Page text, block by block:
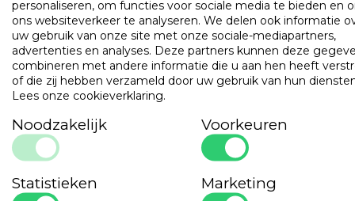
Dekbedset gevuld met eendendons en een tijk van perkal-
katoen.
Populaireproducten
Gilder Synthetisch Superior
Art. VADBG42TH
personaliseren, om functies voor sociale media te bieden en
ons websiteverkeer te analyseren. We delen ook informatie
uw gebruik van onze site met onze sociale-mediapartners,
advertenties en analyses. Deze partners kunnen deze
combineren met andere informatie die u aan hen heeft
of die zij hebben verzameld door uw gebruik van hun
Lees onze cookieverklaring.
Noodzakelijk Voorkeuren
Statistieken Marketing